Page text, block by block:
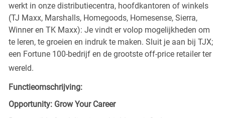
werkt in onze distributiecentra, hoofdkantoren of winkels
(TJ Maxx, Marshalls, Homegoods, Homesense, Sierra,
Winner en TK Maxx): Je vindt er volop mogelijkheden om
te leren, te groeien en indruk te maken. Sluit je aan bij TJX;
een Fortune 100-bedrijf en de grootste off-price retailer ter
wereld.
Functieomschrijving:
Opportunity: Grow Your Career